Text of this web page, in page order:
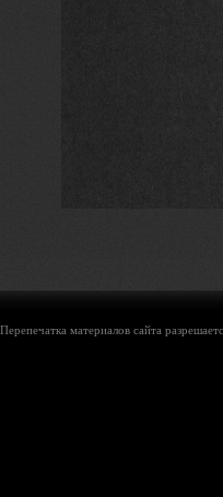
Перепечатка материалов сайта